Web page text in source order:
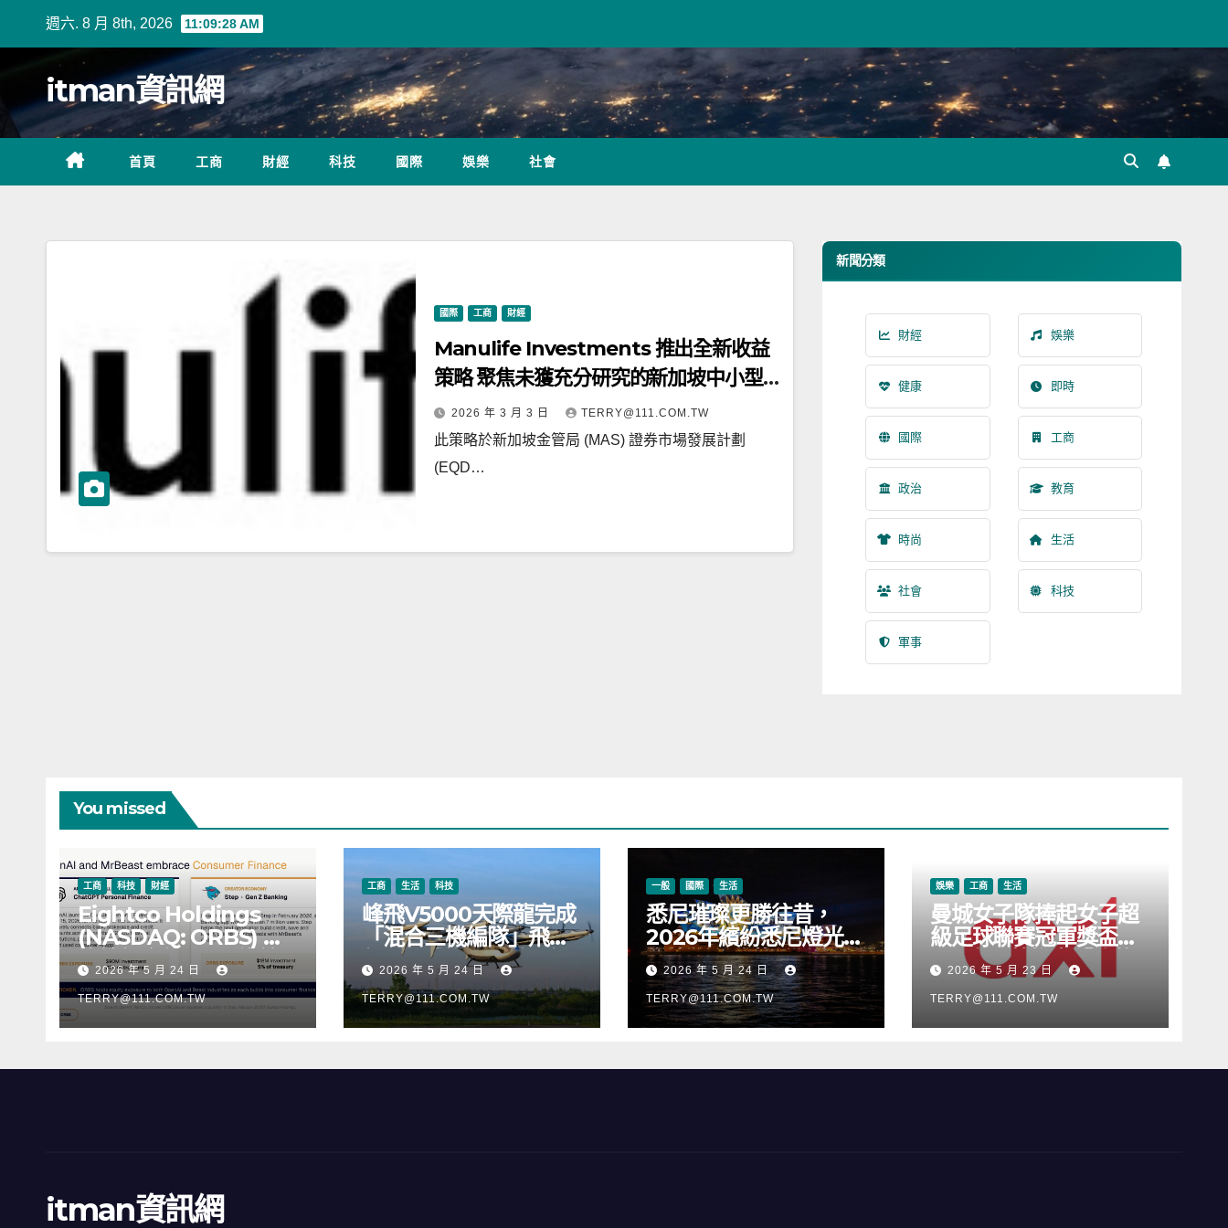
週六. 8 月 8th, 2026 11:09:29 AM
itman資訊網
首頁 工商 財經 科技 國際 娛樂 社會
國際 工商 財經
Manulife Investments 推出全新收益
策略 聚焦未獲充分研究的新加坡中小型
股2026 年 3 月 3 日 TERRY@111.COM.TW
此策略於新加坡金管局 (MAS) 證券市場發展計劃
(EQD…
新聞分類
財經 娛樂
健康 即時
國際 工商
政治 教育
時尚 生活
社會 科技
軍事
You missed
工商 科技 財經
Eightco Holdings
(NASDAQ: ORBS) 公
佈總持倉約 3.37 億美
元，涵蓋 OpenAI、
Beast Industries、超
過 11,000 枚以太幣
WLD 代幣
2026 年 5 月 24 日
TERRY@111.COM.TW
工商 生活 科技
峰飛V5000天際龍完成
「混合三機編隊」飛
行，正式進入適航取證
階段
2026 年 5 月 24 日
TERRY@111.COM.TW
一般 國際 生活
悉尼璀璨更勝往昔，
2026年繽紛悉尼燈光音
樂節絢麗啟幕
2026 年 5 月 24 日
TERRY@111.COM.TW
娛樂 工商 生活
曼城女子隊捧起女子超
級足球聯賽冠軍獎盃，
Axi 亦順勢推出「我的
根源」宣傳活動
2026 年 5 月 23 日
TERRY@111.COM.TW
itman資訊網